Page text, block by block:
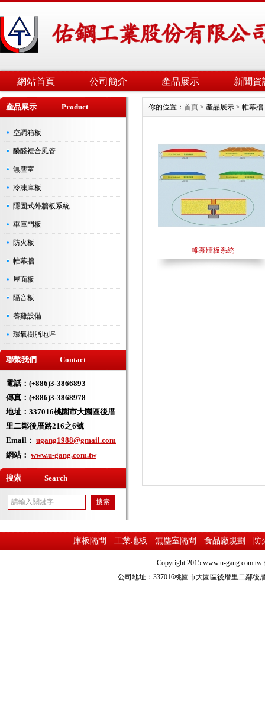
網站首頁 公司簡介 產品展示 新聞資
產品展示 Product
空調箱板
酚醛複合風管
無塵室
冷凍庫板
隱固式外牆板系統
車庫門板
防火板
帷幕牆
屋面板
隔音板
養雞設備
環氧樹脂地坪
聯繫我們 Contact
電話：(+886)3-3866893
傳真：(+886)3-3868978
地址： 337016桃園市大園區後厝
里二鄰後厝路216之6號
Email： ugang1988@gmail.com
網站： www.u-gang.com.tw
搜索 Search
你的位置： 首頁 > 產品展示 > 帷幕牆
帷幕牆板系統
庫板隔間 工業地板 無塵室隔間 食品廠規劃 防
Copyright 2015 www.u-gang.com.tw
公司地址：337016桃園市大園區後厝里二鄰後